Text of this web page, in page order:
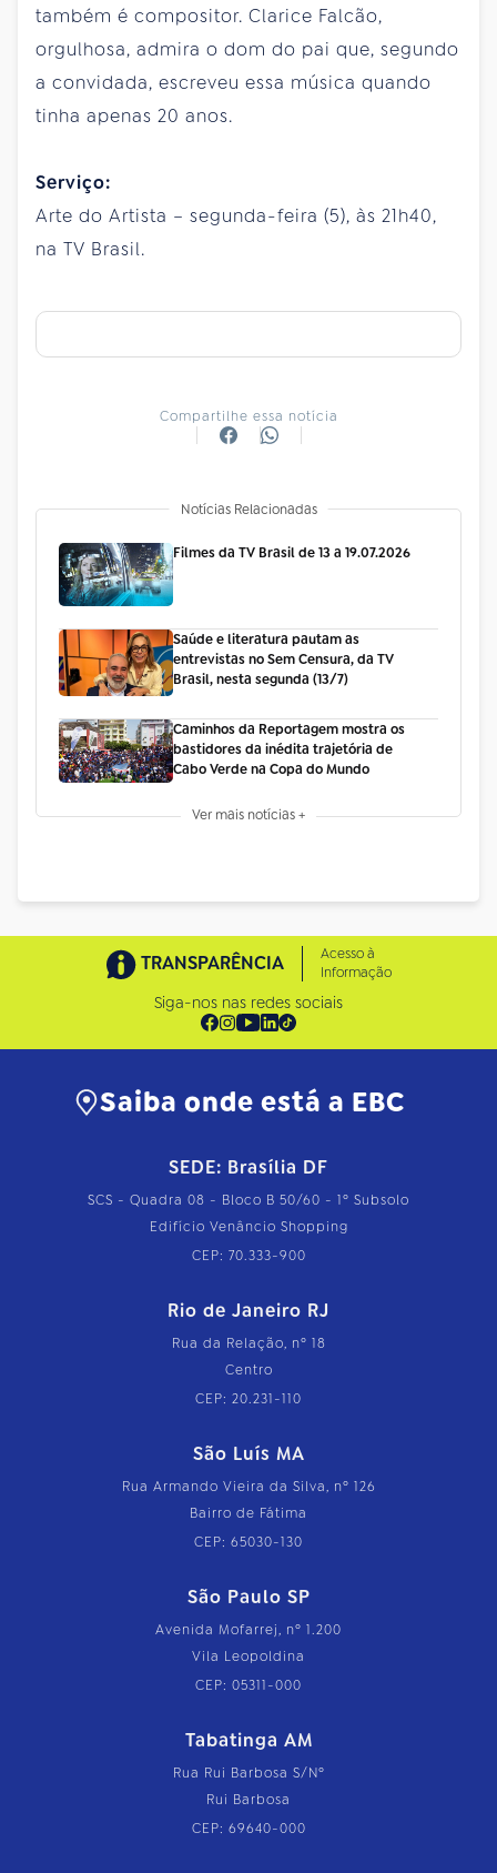
também é compositor. Clarice Falcão,
orgulhosa, admira o dom do pai que, segundo
a convidada, escreveu essa música quando
tinha apenas 20 anos.
Serviço:
Arte do Artista – segunda-feira (5), às 21h40,
na TV Brasil.
Compartilhe essa notícia
Notícias Relacionadas
Filmes da TV Brasil de 13 a 19.07.2026
Saúde e literatura pautam as
entrevistas no Sem Censura, da TV
Brasil, nesta segunda (13/7)
Caminhos da Reportagem mostra os
bastidores da inédita trajetória de
Cabo Verde na Copa do Mundo
Ver mais notícias +
TRANSPARÊNCIA
Acesso à
Informação
Siga-nos nas redes sociais
Saiba onde está a EBC
SEDE: Brasília DF
SCS - Quadra 08 - Bloco B 50/60 - 1º Subsolo
Edifício Venâncio Shopping
CEP: 70.333-900
Rio de Janeiro RJ
Rua da Relação, nº 18
Centro
CEP: 20.231-110
São Luís MA
Rua Armando Vieira da Silva, nº 126
Bairro de Fátima
CEP: 65030-130
São Paulo SP
Avenida Mofarrej, nº 1.200
Vila Leopoldina
CEP: 05311-000
Tabatinga AM
Rua Rui Barbosa S/Nº
Rui Barbosa
CEP: 69640-000